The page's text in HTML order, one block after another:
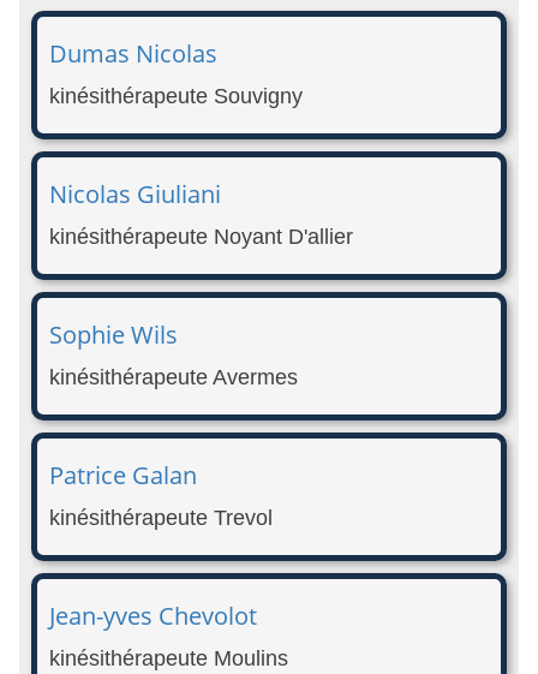
Dumas Nicolas
kinésithérapeute Souvigny
Nicolas Giuliani
kinésithérapeute Noyant D'allier
Sophie Wils
kinésithérapeute Avermes
Patrice Galan
kinésithérapeute Trevol
Jean-yves Chevolot
kinésithérapeute Moulins